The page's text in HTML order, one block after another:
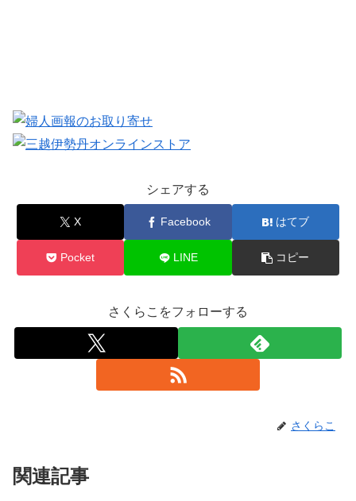
シェアする
X Facebook はてブ
Pocket LINE コピー
さくらこをフォローする
さくらこ
関連記事